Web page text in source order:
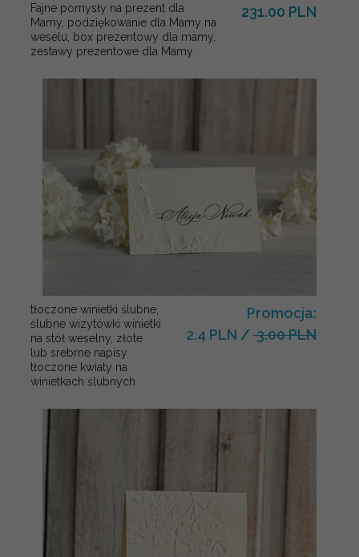
Fajne pomysły na prezent dla
Mamy, podziękowanie dla Mamy na
weselu, box prezentowy dla mamy,
zestawy prezentowe dla Mamy
231.00 PLN
tłoczone winietki ślubne,
ślubne wizytówki winietki
na stół weselny, złote
lub srebrne napisy
tłoczone kwiaty na
winietkach ślubnych
Promocja:
2.4 PLN / 3.00 PLN